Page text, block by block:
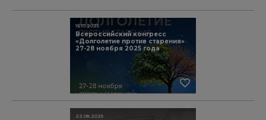
Всероссийский конгресс
«Долголетие против старения»
27-28 ноября 2025 года
15.10.2025
22.08.2025